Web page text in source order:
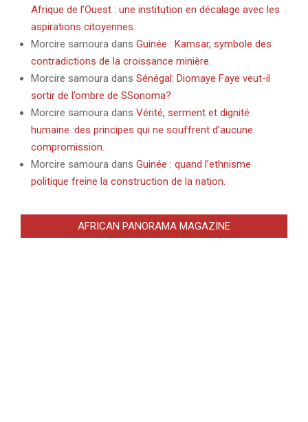
Afrique de l’Ouest : une institution en décalage avec les
aspirations citoyennes.
Morcire samoura dans Guinée : Kamsar, symbole des
contradictions de la croissance minière.
Morcire samoura dans Sénégal: Diomaye Faye veut-il
sortir de l’ombre de SSonoma?
Morcire samoura dans Vérité, serment et dignité
humaine :des principes qui ne souffrent d’aucune
compromission.
Morcire samoura dans Guinée : quand l’ethnisme
politique freine la construction de la nation.
AFRICAN PANORAMA MAGAZINE